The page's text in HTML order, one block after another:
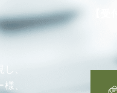
、
、
【